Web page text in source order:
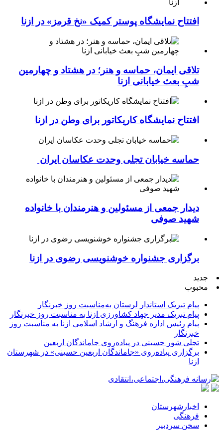
افتتاح نمایشگاه پوستر کمیک «نخ قرمز» در ازنا
تلاقی ایمان، حماسه و هنر؛ در هشتاد و چهارمین
شبِ بعث خیابانی ازنا
افتتاح نمایشگاه کاریکاتور برای وطن در ازنا
حماسه خیابان تجلی وحدت عکاسان ایران
دیدار جمعی از مسئولین و هنرمندان با خانواده
شهید صوفی
برگزاری جشنواره خوشنویسی رضوی در ازنا
جدید
محبوب
پیام تبریک استاندار لرستان به‌مناسبت روز خبرنگار
پیام تبریک مدیر جهاد کشاورزی ازنا به مناسبت روز خبرنگار
پیام رئیس اداره فرهنگ و ارشاد اسلامی ازنا به مناسبت روز
خبرنگار
تجلی شور حسینی در پیاده‌روی جاماندگان اربعین
برگزاری پیاده‌روی «جاماندگان اربعین حسینی» در شهرستان
ازنا
اخبارشهرستان
فرهنگی
سخن سردبیر